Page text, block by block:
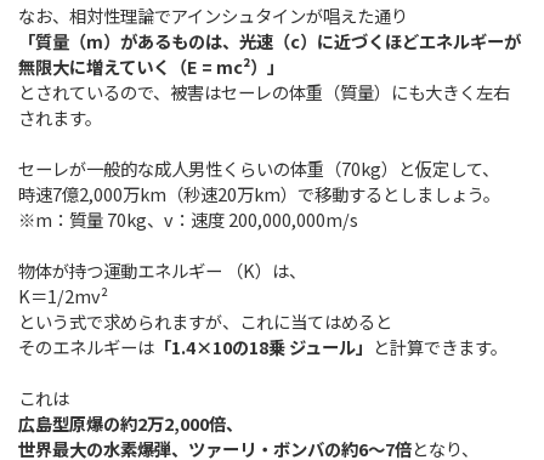
なお、相対性理論でアインシュタインが唱えた通り
「質量（m）があるものは、光速（c）に近づくほどエネルギーが
無限大に増えていく（E = mc²）」
とされているので、被害はセーレの体重（質量）にも大きく左右
されます。
セーレが一般的な成人男性くらいの体重（70kg）と仮定して、
時速7億2,000万km（秒速20万km）で移動するとしましょう。
※m：質量 70kg、v：速度 200,000,000m/s
物体が持つ運動エネルギー （K）は、
K＝1/2mv²
という式で求められますが、これに当てはめると
そのエネルギーは 「1.4×10の18乗 ジュール」 と計算できます。
これは
広島型原爆の約2万2,000倍、
世界最大の水素爆弾、ツァーリ・ボンバの約6〜7倍となり、